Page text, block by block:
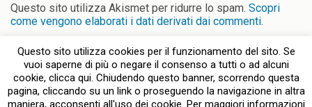
Questo sito utilizza Akismet per ridurre lo spam. Scopri
come vengono elaborati i dati derivati dai commenti.
Torna su
Questo sito utilizza cookies per il funzionamento del sito. Se
vuoi saperne di più o negare il consenso a tutti o ad alcuni
cookie, clicca qui. Chiudendo questo banner, scorrendo questa
pagina, cliccando su un link o proseguendo la navigazione in altra
maniera, acconsenti all'uso dei cookie. Per maggiori informazioni